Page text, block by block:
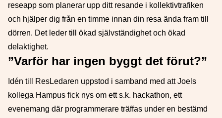
reseapp som planerar upp ditt resande i kollektivtrafiken
och hjälper dig från en timme innan din resa ända fram till
dörren. Det leder till ökad självständighet och ökad
delaktighet.
”Varför har ingen byggt det förut?”
Idén till ResLedaren uppstod i samband med att Joels
kollega Hampus fick nys om ett s.k. hackathon, ett
evenemang där programmerare träffas under en bestämd